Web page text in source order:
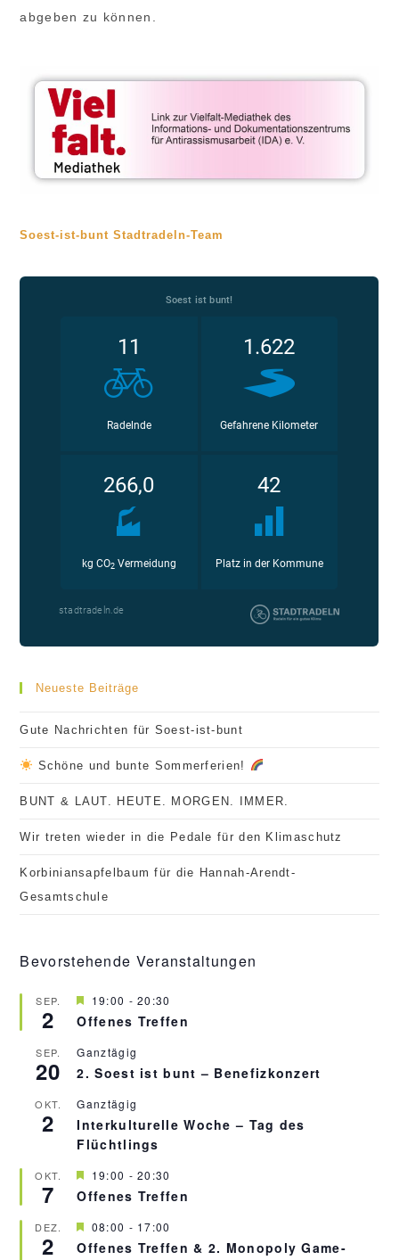
abgeben zu können.
Soest-ist-bunt Stadtradeln-Team
Neueste Beiträge
Gute Nachrichten für Soest-ist-bunt
Schöne und bunte Sommerferien!
BUNT & LAUT. HEUTE. MORGEN. IMMER.
Wir treten wieder in die Pedale für den Klimaschutz
Korbiniansapfelbaum für die Hannah-Arendt-
Gesamtschule
Bevorstehende Veranstaltungen
SEP.
2
H
e
r
o
r
e
h
o
b
n
19:00 -20:30
Offenes Treffen
SEP.
20
Ganztägig
2. Soest ist bunt – Benefizkonzert
OKT.
2
Ganztägig
Interkulturelle Woche – Tag des
Flüchtlings
OKT.
7
H
e
r
o
r
19:00 -20:30
Offenes Treffen
DEZ.
2
H
e
r
08:00 - 17:00
Offenes Treffen & 2. Monopoly Game-